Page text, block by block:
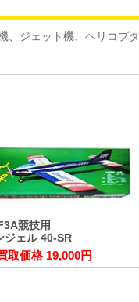
、ジェット機、ヘリコプタ
競技用
ジェル 40-SR
取価格 19,000円